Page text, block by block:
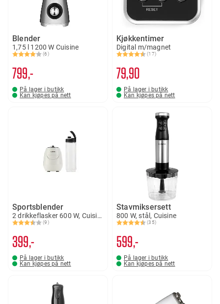
Blender
1,75 l 1200 W Cuisine
Karakter:
(6)
4.0 av 5 mulige
799,-
På lager i butikk
Kan kjøpes på nett
Kjøkkentimer
Digital m/magnet
Karakter:
(17)
4.8 av 5 mulige
79 90
På lager i butikk
Kan kjøpes på nett
Sportsblender
2 drikkeflasker 600 W, Cuisine
Karakter:
(9)
3.6 av 5 mulige
399,-
På lager i butikk
Kan kjøpes på nett
Stavmiksersett
800 W, stål, Cuisine
Karakter:
(35)
4.5 av 5 mulige
599,-
På lager i butikk
Kan kjøpes på nett